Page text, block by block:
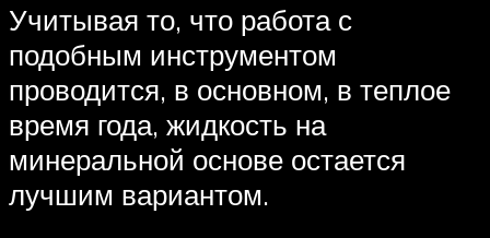
Учитывая то, что работа с
подобным инструментом
проводится, в основном, в теплое
время года, жидкость на
минеральной основе остается
лучшим вариантом.